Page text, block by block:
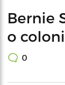
Bernie
o
0